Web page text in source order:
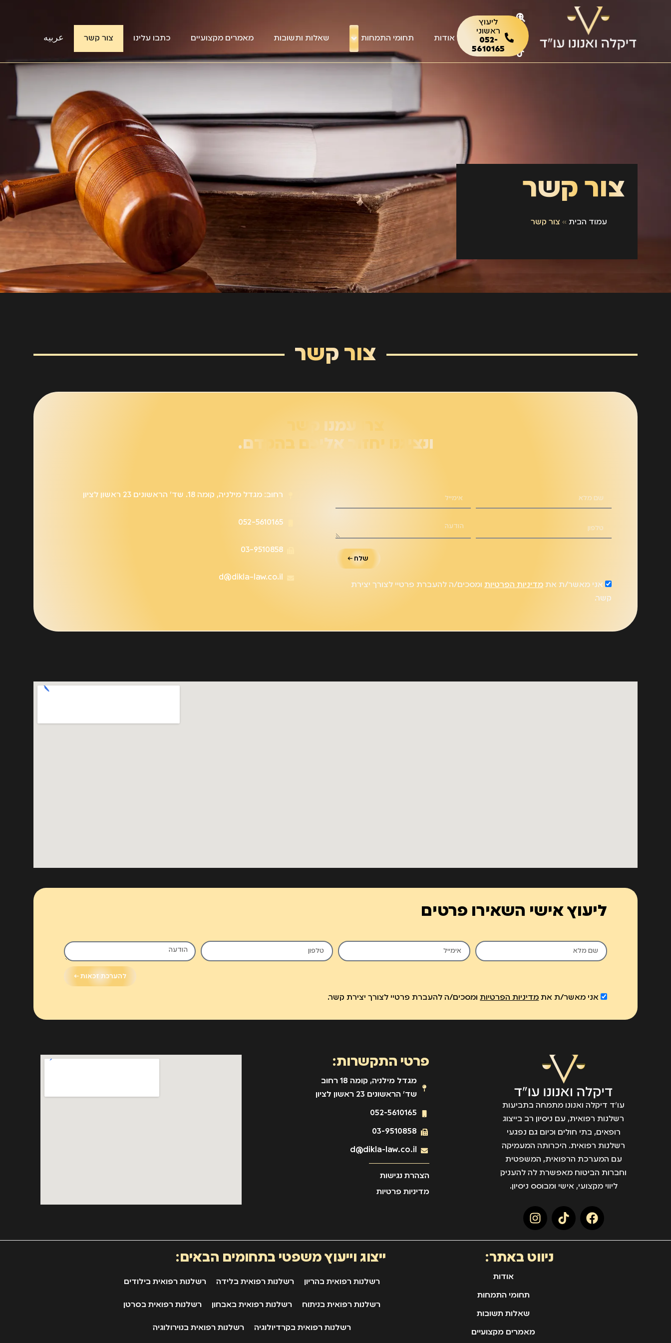
ליעוץ
ראשוני
052-
5610165
אודות תחומי התמחות שאלות ותשובות מאמרים מקצועיים כתבו עלינו צור קשר عربيه
צור קשר
עמוד הבית» צור קשר
צור קשר
צרו עמנו קשר
ונציגנו יחזור אליכם בהקדם.
אני מאשר/ת אתמדיניות הפרטיות ומסכים/ה להעברת פרטיי לצורך יצירת
קשר.
שלח ←
רחוב: מגדל מילניה, קומה 18. שד' הראשונים 23 ראשון לציון
052-5610165
03-9510858
d@dikla-law.co.il
ליעוץ אישי השאירו פרטים
אני מאשר/ת את מדיניות הפרטיותומסכים/ה להעברת פרטיי לצורך יצירת קשר.
להערכת זכאות ←
עו״ד דיקלה ואנונו מתמחה בתביעות
רשלנות רפואית, עם ניסיון רב בייצוג
רופאים, בתי חולים וכיום גם נפגעי
רשלנות רפואית. היכרותה המעמיקה
עם המערכת הרפואית, המשפטית
וחברות הביטוח מאפשרת לה להעניק
ליווי מקצועי, אישי ומבוסס ניסיון.
פרטי התקשרות:
מגדל מילניה, קומה 18 רחוב
שד' הראשונים 23 ראשון לציון
052-5610165
03-9510858
d@dikla-law.co.il
הצהרת נגישות
מדיניות פרטיות
ניווט באתר:
אודות
תחומי התמחות
שאלות תשובות
מאמרים מקצועיים
ייצוג וייעוץ משפטי בתחומים הבאים:
רשלנות רפואית בהריון רשלנות רפואית בלידה רשלנות רפואית בילודים
רשלנות רפואית בניתוח רשלנות רפואית באבחון רשלנות רפואית בסרטן
רשלנות רפואית בקרדיולוגיה רשלנות רפואית בנוירולוגיה